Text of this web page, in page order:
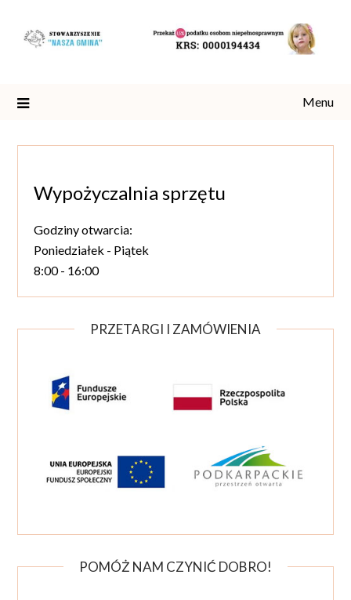
content
Menu
Wypożyczalnia sprzętu
Godziny otwarcia:
Poniedziałek - Piątek
8:00 - 16:00
PRZETARGI I ZAMÓWIENIA
POMÓŻ NAM CZYNIĆ DOBRO!